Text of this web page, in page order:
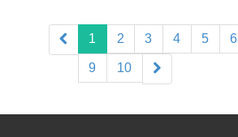
1 (current)
2 3 4 5 6
9 10